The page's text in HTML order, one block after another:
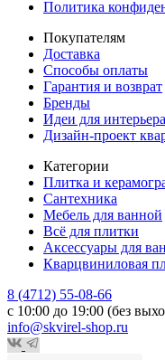
Политика
Покупателям
Доставка
Способы оплаты
Гарантия и возврат
Бренды
Идеи для интерьера
Дизайн-проект
Категории
Плитка и
Сантехника
Мебель для ванной
Всё для плитки
Аксессуары для
Кварцвиниловая
8 (4712) 55-08-66
с 10:00 до 19:00 (без
info@skvirel-shop.ru